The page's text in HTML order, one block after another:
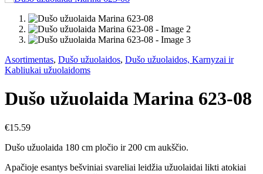
Asortimentas, Dušo užuolaidos, Dušo užuolaidos, Karnyzai ir
Kabliukai užuolaidoms
Dušo užuolaida Marina 623-08
€15.59
Dušo užuolaida 180 cm pločio ir 200 cm aukščio.
Apačioje esantys bešviniai svareliai leidžia užuolaidai likti atokiai